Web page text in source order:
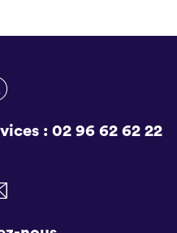
: 02 96 62 62 22